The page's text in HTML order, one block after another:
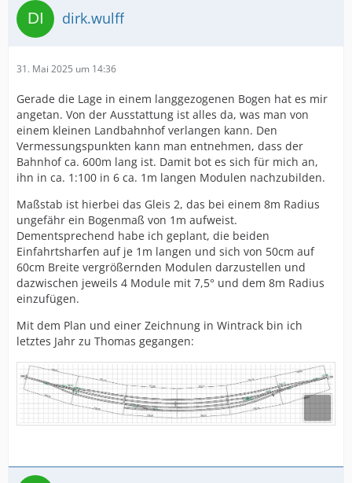
dirk.wulff
31. Mai 2025 um 14:36
Gerade die Lage in einem langgezogenen Bogen hat es mir
angetan. Von der Ausstattung ist alles da, was man von
einem kleinen Landbahnhof verlangen kann. Den
Vermessungspunkten kann man entnehmen, dass der
Bahnhof ca. 600m lang ist. Damit bot es sich für mich an,
ihn in ca. 1:100 in 6 ca. 1m langen Modulen nachzubilden.
Maßstab ist hierbei das Gleis 2, das bei einem 8m Radius
ungefähr ein Bogenmaß von 1m aufweist.
Dementsprechend habe ich geplant, die beiden
Einfahrtsharfen auf je 1m langen und sich von 50cm auf
60cm Breite vergrößernden Modulen darzustellen und
dazwischen jeweils 4 Module mit 7,5° und dem 8m Radius
einzufügen.
Mit dem Plan und einer Zeichnung in Wintrack bin ich
letztes Jahr zu Thomas gegangen: